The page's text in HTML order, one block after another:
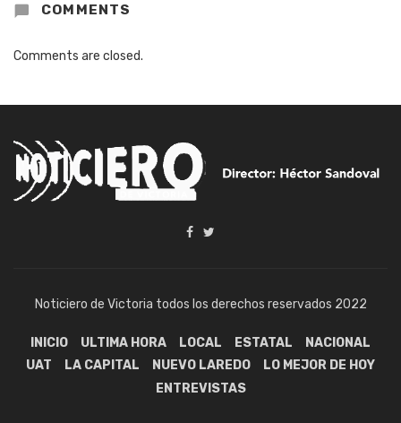
COMMENTS
Comments are closed.
Noticiero de Victoria todos los derechos reservados 2022
INICIO ULTIMA HORA LOCAL ESTATAL
NACIONAL
UAT
LA CAPITAL NUEVO LAREDO
LO MEJOR DE HOY
ENTREVISTAS